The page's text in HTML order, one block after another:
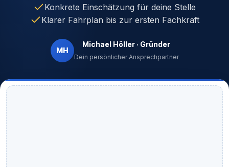
Konkrete Einschätzung für deine Stelle
Klarer Fahrplan bis zur ersten Fachkraft
MH
Michael Höller · Gründer
Dein persönlicher Ansprechpartner